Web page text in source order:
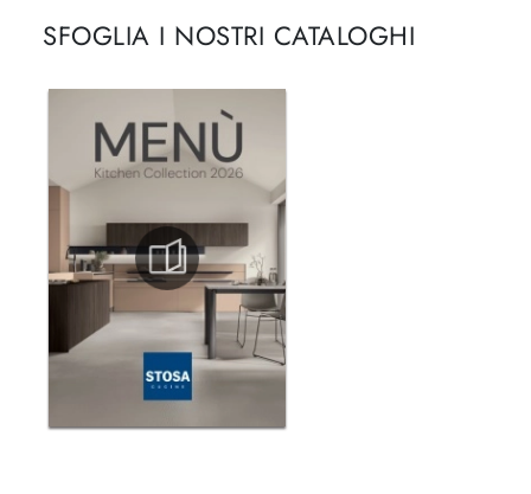
SFOGLIA I NOSTRI CATALOGHI